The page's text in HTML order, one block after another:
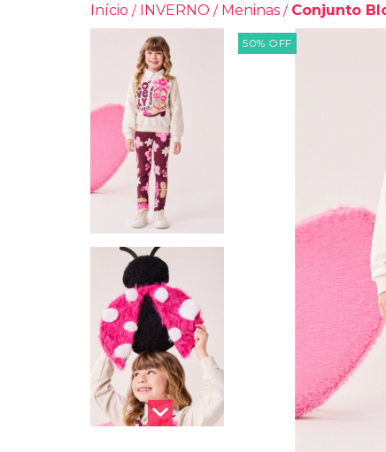
Início / INVERNO / Meninas / Conjunto
50% OFF